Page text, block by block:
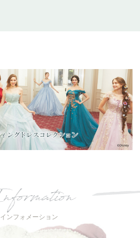
インフォメーション